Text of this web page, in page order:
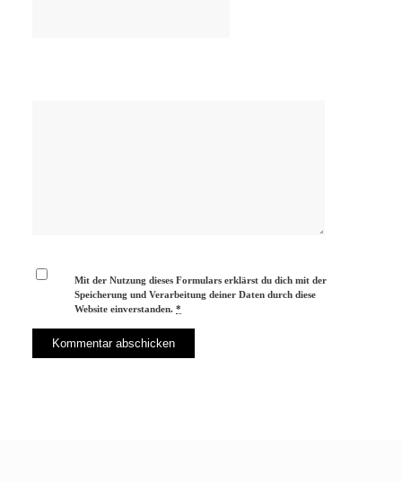
Mit der Nutzung dieses Formulars erklärst du dich mit der
Speicherung und Verarbeitung deiner Daten durch diese
Website einverstanden.*